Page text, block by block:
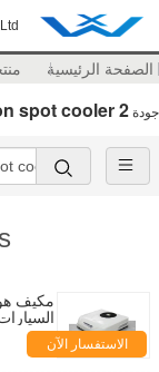
الصفحة الرئيسية
جودة 2 ton spot cooler
فولت، 24 فولت، 48 فولتالاستفسار الآن